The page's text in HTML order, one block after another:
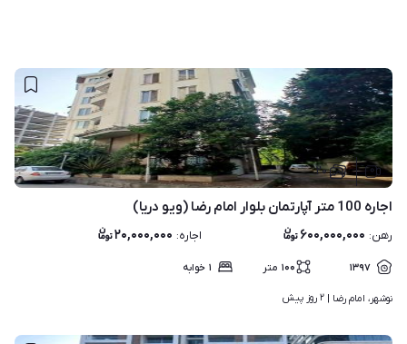
۲۰
اجاره 100 متر آپارتمان بلوار امام رضا (ویو دریا)
رهن: ۶۰۰,۰۰۰,۰۰۰ اجاره: ۲۰,۰۰۰,۰۰۰
۱۳۹۷ ۱۰۰ متر ۱ خوابه
نوشهر، امام رضا | ۲ روز پیش